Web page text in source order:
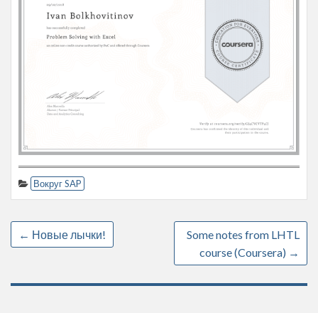
Вокруг SAP
← Новые лычки!
Some notes from LHTL
course (Coursera) →